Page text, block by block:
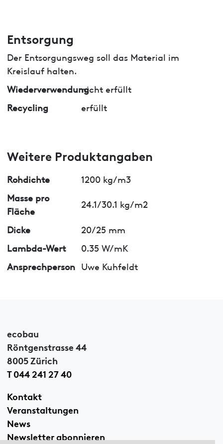
Entsorgung
Der Entsorgungsweg soll das Material im
Kreislauf halten.
Wiederverwendungnicht erfüllt
Recycling
erfüllt
Weitere Produktangaben
Rohdichte
1200 kg/m3
Masse pro
Fläche
24.1/30.1 kg/m2
Dicke
20/25 mm
Lambda-Wert
0.35 W/mK
Ansprechperson Uwe Kuhfeldt
ecobau
Röntgenstrasse 44
8005 Zürich
T 044 241 27 40
Kontakt
Veranstaltungen
News
Newsletter abonnieren